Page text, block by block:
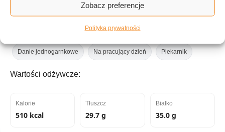
Zobacz preferencje
Polityka prywatności
Danie jednogarnkowe Na pracujący dzień Piekarnik
Wartości odżywcze:
Kalorie
510 kcal
Tłuszcz
29.7 g
Białko
35.0 g